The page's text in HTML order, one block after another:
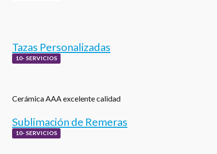
Tazas Personalizadas
10- SERVICIOS
Cerámica AAA excelente calidad
Sublimación de Remeras
10- SERVICIOS